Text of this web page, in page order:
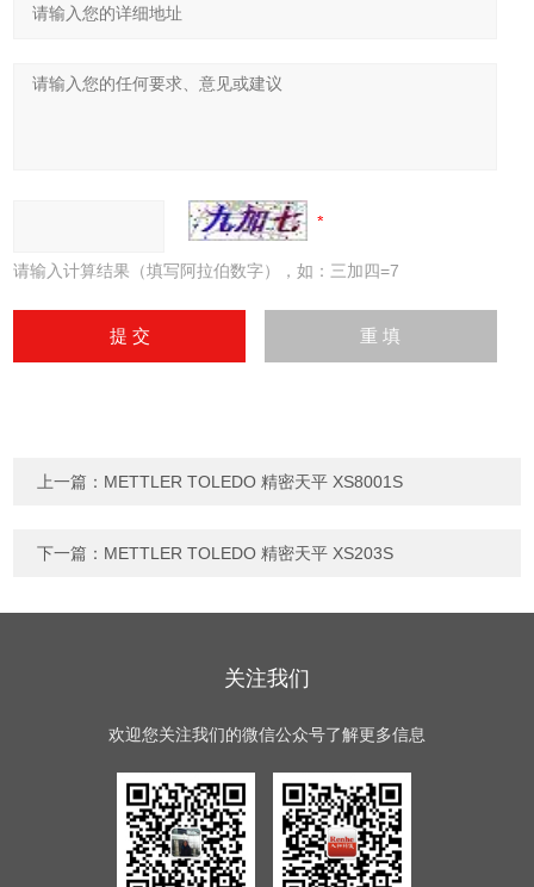
请输入计算结果（填写阿拉伯数字），如：三加四=7
上一篇： METTLER TOLEDO 精密天平 XS8001S
下一篇： METTLER TOLEDO 精密天平 XS203S
关注我们
欢迎您关注我们的微信公众号了解更多信息